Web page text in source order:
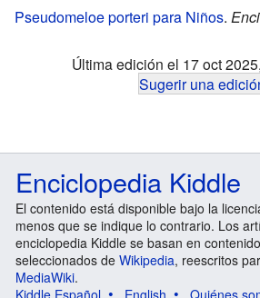
Pseudomeloe porteri para Niños.
Última edición el 17 oct
Sugerir una
Enciclopedia Kiddle
El contenido está disponible bajo la
menos que se indique lo contrario. Los
enciclopedia Kiddle se basan en
seleccionados de Wikipedia, reescritos
MediaWiki.
Kiddle Español
English Quiénes